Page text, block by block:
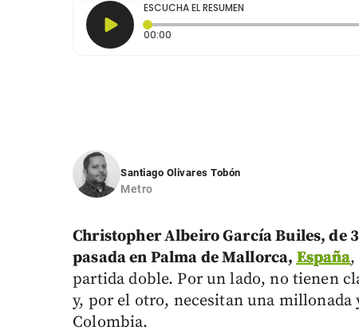
ESCUCHA EL RESUMEN
00:00
Santiago Olivares Tobón
Metro
Christopher Albeiro García Builes, de
pasada en Palma de Mallorca,España,
partida doble. Por un lado, no tienen
y, por el otro, necesitan una millonada
Colombia.